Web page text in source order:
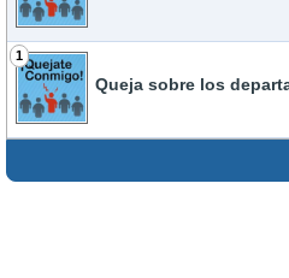
1
Queja sobre los